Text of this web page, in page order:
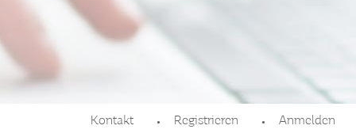
Kontakt Registrieren Anmelden